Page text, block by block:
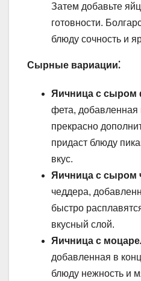
Затем добавьте
готовности.
блюду сочность и
Сырные вариации⁚
Яичница с сыром
фета, добавленная
прекрасно
придаст блюду
вкус.
Яичница с сыром
чеддера,
быстро
вкусный слой.
Яичница с
добавленная в
блюду нежность и